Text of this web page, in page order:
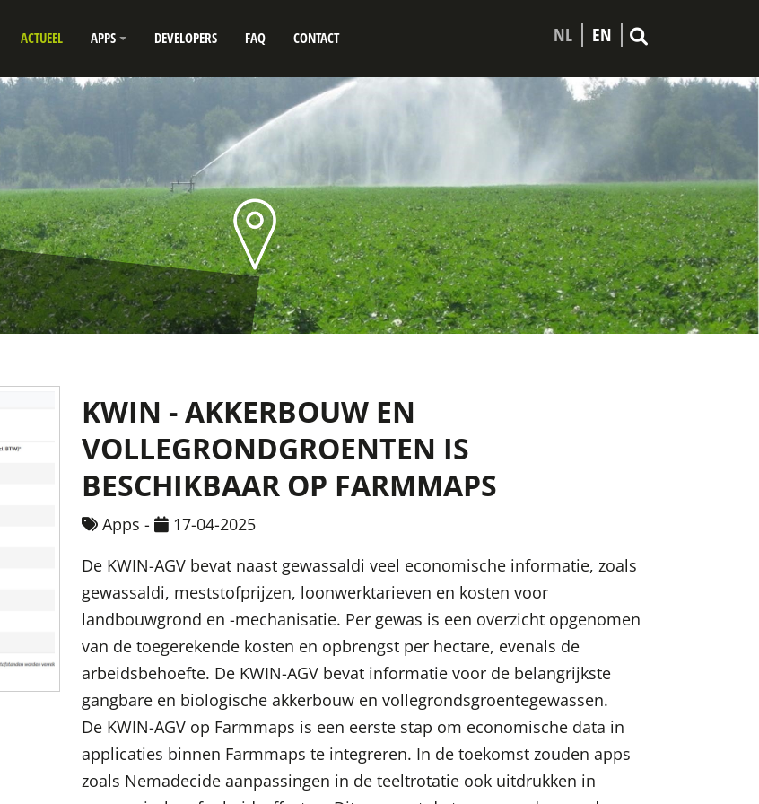
ACTUEEL APPS DEVELOPERS FAQ CONTACT NL EN
KWIN - AKKERBOUW EN
VOLLEGRONDGROENTEN IS
BESCHIKBAAR OP FARMMAPS
Apps -
17-04-2025
De KWIN-AGV bevat naast gewassaldi veel economische informatie, zoals
gewassaldi, meststofprijzen, loonwerktarieven en kosten voor
landbouwgrond en -mechanisatie. Per gewas is een overzicht opgenomen
van de toegerekende kosten en opbrengst per hectare, evenals de
arbeidsbehoefte. De KWIN-AGV bevat informatie voor de belangrijkste
gangbare en biologische akkerbouw en vollegrondsgroentegewassen.
De KWIN-AGV op Farmmaps is een eerste stap om economische data in
applicaties binnen Farmmaps te integreren. In de toekomst zouden apps
zoals Nemadecide aanpassingen in de teeltrotatie ook uitdrukken in